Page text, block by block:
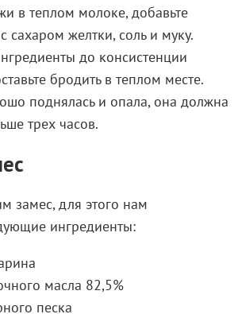
в теплом молоке, добавьте
сахаром желтки, соль и муку.
до консистенции
бродить в теплом месте.
поднялась и опала, она должна
трех часов.
замес, для этого нам
ингредиенты:
масла 82,5%
песка